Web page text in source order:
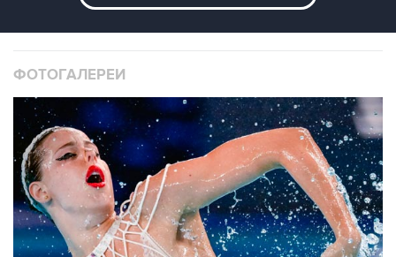
ФОТОГАЛЕРЕИ